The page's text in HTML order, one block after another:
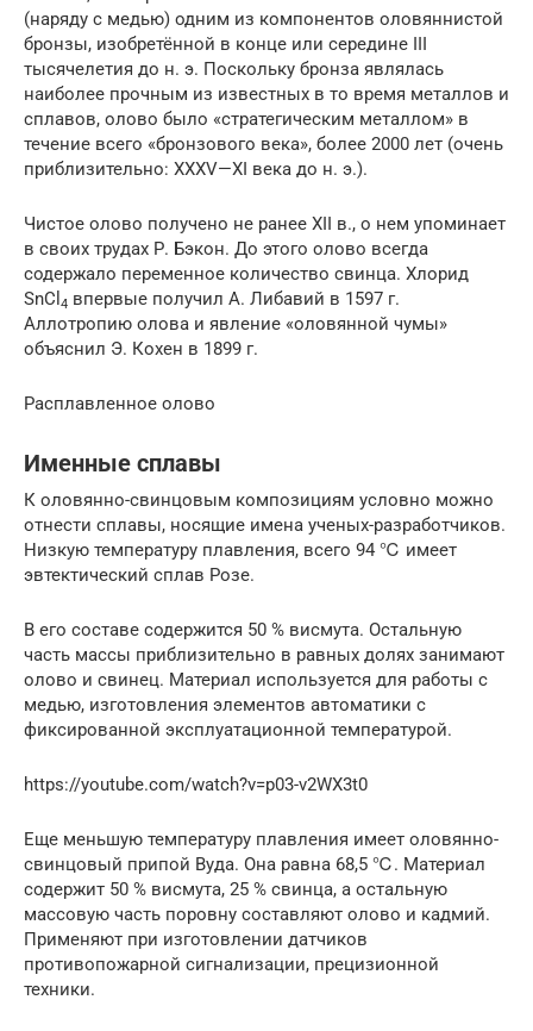
(наряду с медью) одним из компонентов оловяннистой
бронзы, изобретённой в конце или середине III
тысячелетия до н. э. Поскольку бронза являлась
наиболее прочным из известных в то время металлов и
сплавов, олово было «стратегическим металлом» в
течение всего «бронзового века», более 2000 лет (очень
приблизительно: XXXV—XI века до н. э.).
Чистое олово получено не ранее XII в., о нем упоминает
в своих трудах Р. Бэкон. До этого олово всегда
содержало переменное количество свинца. Хлорид
SnCl 4 впервые получил А. Либавий в 1597 г.
Аллотропию олова и явление «оловянной чумы»
объяснил Э. Кохен в 1899 г.
Расплавленное олово
Именные сплавы
К оловянно-свинцовым композициям условно можно
отнести сплавы, носящие имена ученых-разработчиков.
Низкую температуру плавления, всего 94 ℃ имеет
эвтектический сплав Розе.
В его составе содержится 50 % висмута. Остальную
часть массы приблизительно в равных долях занимают
олово и свинец. Материал используется для работы с
медью, изготовления элементов автоматики с
фиксированной эксплуатационной температурой.
https://youtube.com/watch?v=p03-v2WX3t0
Еще меньшую температуру плавления имеет оловянно-
свинцовый припой Вуда. Она равна 68,5 ℃. Материал
содержит 50 % висмута, 25 % свинца, а остальную
массовую часть поровну составляют олово и кадмий.
Применяют при изготовлении датчиков
противопожарной сигнализации, прецизионной
техники.